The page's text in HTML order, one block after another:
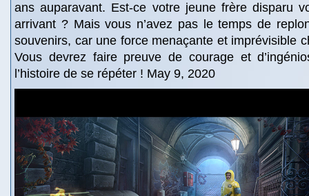
ans auparavant. Est-ce votre jeune frère disparu
arrivant ? Mais vous n’avez pas le temps de
souvenirs, car une force menaçante et imprévisible
Vous devrez faire preuve de courage et
l’histoire de se répéter ! May 9, 2020